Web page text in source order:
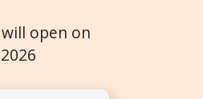
open on